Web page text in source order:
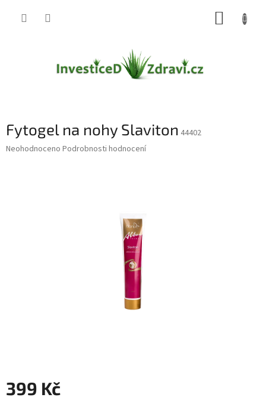
Fytogel na nohy Slaviton 44402
Průměrné
Neohodnoceno Podrobnosti hodnocení
399 Kč